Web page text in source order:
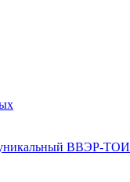
уникальный ВВЭР-ТОИ